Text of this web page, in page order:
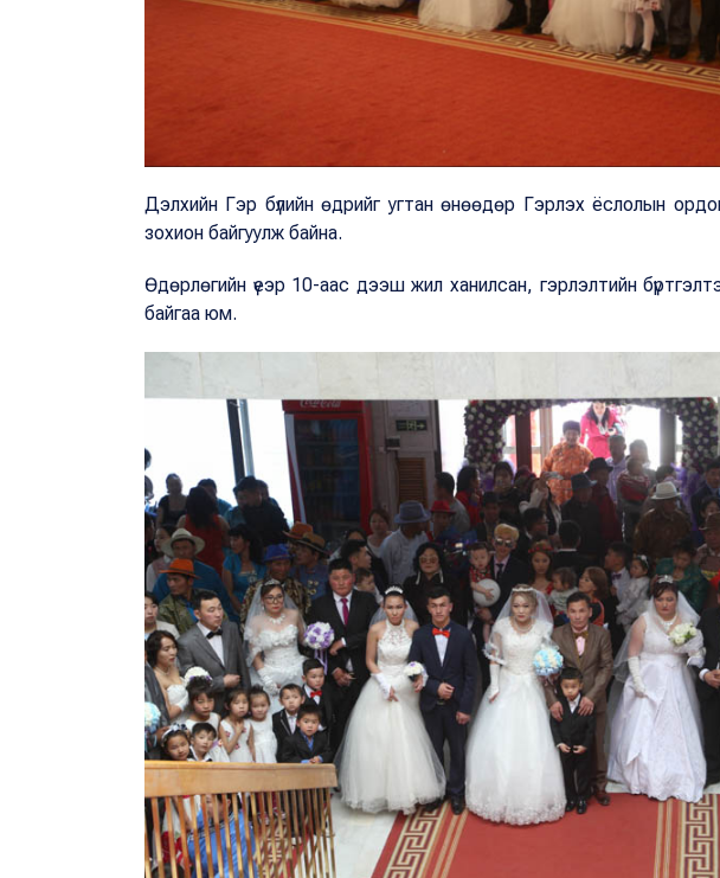
Дэлхийн Гэр бүлийн өдрийг угтан өнөөдөр Гэрлэх ёслолын
зохион байгуулж байна.
Өдөрлөгийн үеэр 10-аас дээш жил ханилсан, гэрлэлтийн
байгаа юм.